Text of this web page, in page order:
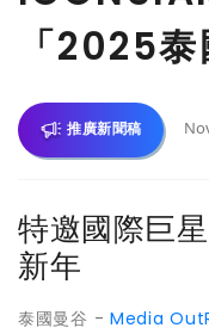
「2025
推廣新聞稿
特邀國際巨
新年
泰國曼谷 - Media